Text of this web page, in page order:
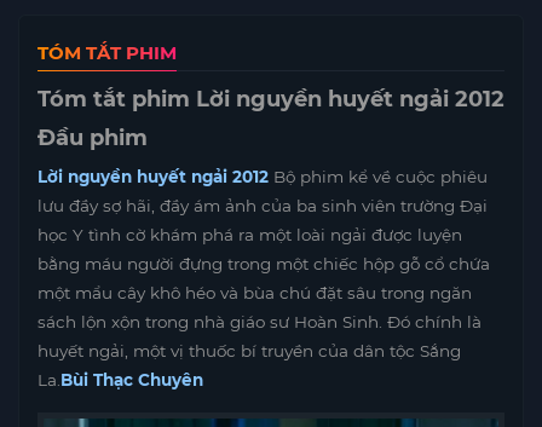
TÓM TẮT PHIM
Tóm tắt phim Lời nguyền huyết ngải 2012
Đầu phim
Lời nguyền huyết ngải 2012 Bộ phim kể về cuộc phiêu
lưu đầy sợ hãi, đầy ám ảnh của ba sinh viên trường Đại
học Y tình cờ khám phá ra một loài ngải được luyện
bằng máu người đựng trong một chiếc hộp gỗ cổ chứa
một mẩu cây khô héo và bùa chú đặt sâu trong ngăn
sách lộn xộn trong nhà giáo sư Hoàn Sinh. Đó chính là
huyết ngải, một vị thuốc bí truyền của dân tộc Sắng
La.Bùi Thạc Chuyên